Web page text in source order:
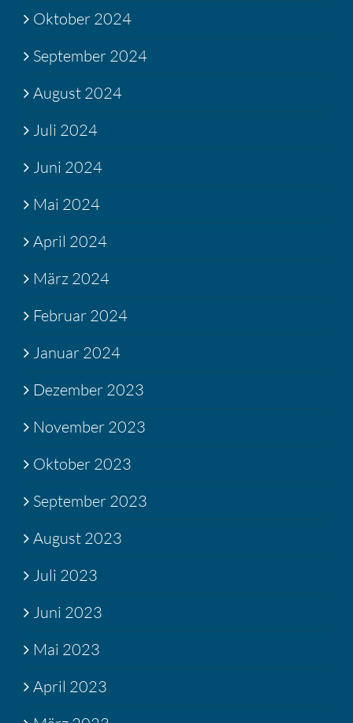
Oktober 2024
September 2024
August 2024
Juli 2024
Juni 2024
Mai 2024
April 2024
März 2024
Februar 2024
Januar 2024
Dezember 2023
November 2023
Oktober 2023
September 2023
August 2023
Juli 2023
Juni 2023
Mai 2023
April 2023